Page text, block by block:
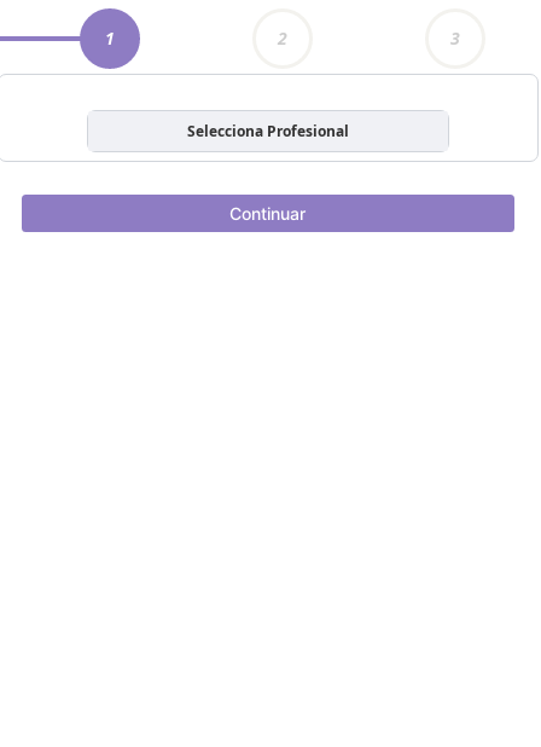
1 2 3
Selecciona Profesional
Continuar